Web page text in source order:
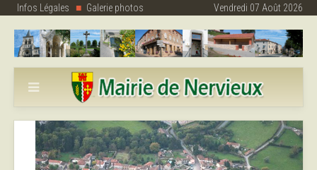
Infos Légales Galerie photos Vendredi 07 Août 2026